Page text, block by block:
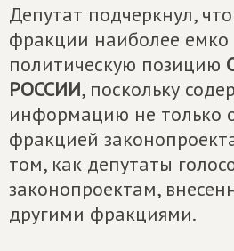
Депутат подчеркнул,
фракции наиболее емко
политическую позицию
РОССИИ, поскольку
информацию не только
фракцией
том, как депутаты
законопроектам,
другими фракциями.